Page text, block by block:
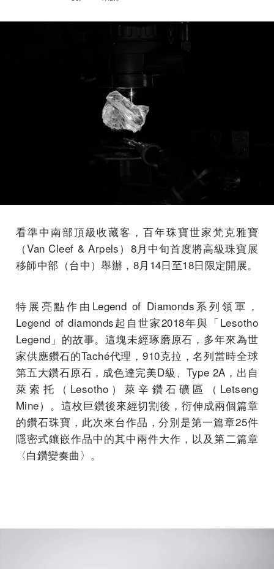
看準中南部頂級收藏客，百年珠寶世家梵克雅寶
（Van Cleef & Arpels）8月中旬首度將高級珠寶展
移師中部（台中）舉辦，8月14日至18日限定開展。
特展亮點作由Legend of Diamonds系列領軍，
Legend of diamonds起自世家2018年與「Lesotho
Legend」的故事。這塊未經琢磨原石，多年來為世
家供應鑽石的Taché代理，910克拉，名列當時全球
第五大鑽石原石，成色達完美D級、Type 2A，出自
萊索托（Lesotho）萊辛鑽石礦區（Letseng
Mine）。這枚巨鑽後來經切割後，衍伸成兩個篇章
的鑽石珠寶，此次來台作品，分別是第一篇章25件
隱密式鑲嵌作品中的其中兩件大作，以及第二篇章
〈白鑽變奏曲〉。